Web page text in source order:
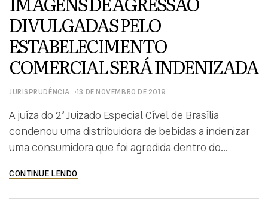
DIVULGADAS PELO
ESTABELECIMENTO
COMERCIAL SERÁ INDENIZADA
JURISPRUDÊNCIA 13 DE NOVEMBRO DE 2019
A juíza do 2º Juizado Especial Cível de Brasília
condenou uma distribuidora de bebidas a indenizar
uma consumidora que foi agredida dentro do
divulgadas nas redes sociais. Narra a autora que, ao
sair do banheiro do estabelecimento comercial, foi
CONTINUE LENDO